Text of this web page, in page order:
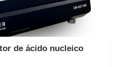
de ácido nucleico